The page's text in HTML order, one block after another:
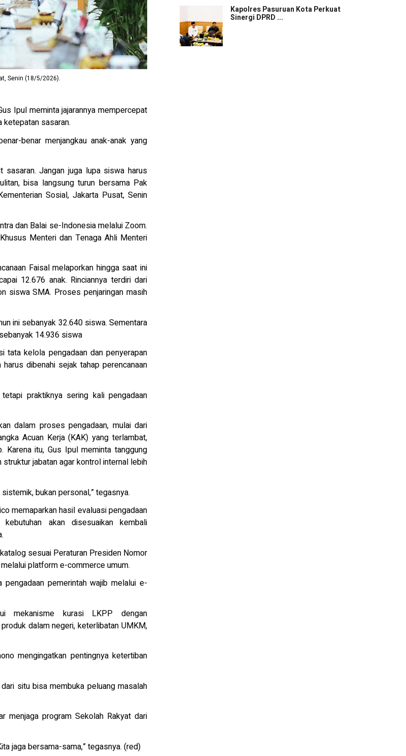
Senin (18/5/2026).
Ipul meminta jajarannya mempercepat
ketepatan sasaran.
benar menjangkau anak-anak yang
Jangan juga lupa siswa harus
bisa langsung turun bersama Pak
Sosial, Jakarta Pusat, Senin
dan Balai se-Indonesia melalui Zoom.
Menteri dan Tenaga Ahli Menteri
Faisal melaporkan hingga saat ini
12.676 anak. Rinciannya terdiri dari
siswa SMA. Proses penjaringan masih
ini sebanyak 32.640 siswa. Sementara
14.936 siswa
tata kelola pengadaan dan penyerapan
dibenahi sejak tahap perencanaan
praktiknya sering kali pengadaan
dalam proses pengadaan, mulai dari
Acuan Kerja (KAK) yang terlambat,
Karena itu, Gus Ipul meminta tanggung
jabatan agar kontrol internal lebih
bukan personal,” tegasnya.
memaparkan hasil evaluasi pengadaan
akan disesuaikan kembali
sesuai Peraturan Presiden Nomor
platform e-commerce umum.
pemerintah wajib melalui e-
mekanisme kurasi LKPP dengan
dalam negeri, keterlibatan UMKM,
mengingatkan pentingnya ketertiban
situ bisa membuka peluang masalah
menjaga program Sekolah Rakyat dari
jaga bersama-sama,” tegasnya. (red)
Kapolres Pasuruan Kota Perkuat
Sinergi DPRD ...